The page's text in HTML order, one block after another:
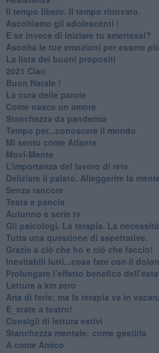
​Il tempo libero. Il tempo ritrovato.
Ascoltiamo gli adolescenti !
​E se invece di iniziare tu smettessi?
​Ascolta le tue emozioni per essere
​La lista dei buoni propositi
2021 Ciao
Buon Natale !
​La cura delle parole
​Come nasce un amore
Stanchezza da pandemia
​Tempo per...conoscere il mondo
​Mi sento come Atlante
​Movi-Mente
​L’importanza del lavoro di rete
​Deliziare il palato. Alleggerire la
​Senza rancore
​Testa e pancia
​Autunno e serie tv
​Gli psicologi. La terapia. La
​Tutta una questione di aspettative.
​Grazie a ciò che ho e ciò che faccio!
​Inevitabili lutti...cosa fare con il
Prolungare l’effetto benefico
​Letture a km zero
​Aria di ferie: ma la terapia va in
​E_state a teatro!
​Consigli di lettura estivi
​Stanchezza mentale: come gestirla
​A come Amico